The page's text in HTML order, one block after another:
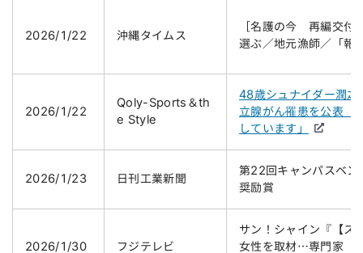
2026/1/22 沖縄タイムス
［名護の今 再編交付
選ぶ／地元漁師／「報
2026/1/22
Qoly-Sports＆th
e Style
48歳シュナイダー潤
立腺がん罹患を公表「
しています」
2026/1/23 日刊工業新聞
第22回キャンパスベ
奨励賞
2026/1/30 フジテレビ
サン！シャイン『【ス
女性を取材…専門家「